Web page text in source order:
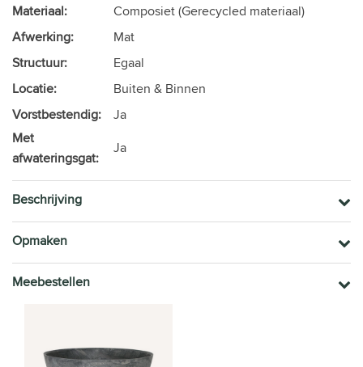
Materiaal:
Composiet (Gerecycled materiaal)
Afwerking:
Mat
Structuur:
Egaal
Locatie:
Buiten & Binnen
Vorstbestendig:
Ja
Met
afwateringsgat:
Ja
Beschrijving
Opmaken
Meebestellen